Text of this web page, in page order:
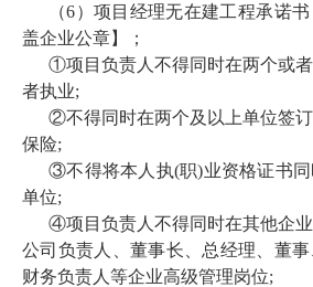
（6）项目经理无在建工程承诺书
盖企业公章】；
①项目负责人不得同时在两个或
者执业;
②不得同时在两个及以上单位签
保险;
③不得将本人执(职)业资格证书
单位;
④项目负责人不得同时在其他企
公司负责人、董事长、总经理、董事
财务负责人等企业高级管理岗位;